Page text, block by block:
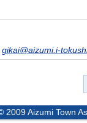
gikai@aizumi.i-
2009 Aizumi Town